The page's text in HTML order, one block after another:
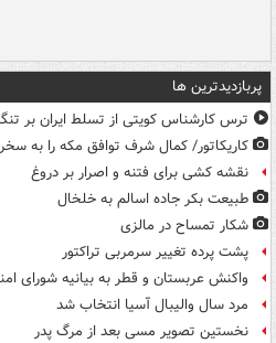
پربازدیدترین ها
ترس کارشناس کویتی از تسلط ایران بر
کاریکاتور/ کمال شرف توافق مکه را به
نقشه کشی برای فتنه و اصرار بر دروغ
طبیعت بکر جاده اسالم به خلخال
شکار تمساح در مالزی
پشت پرده تغییر سرمربی تراکتور
واکنش عربستان و قطر به بیانیه شورای
مرد سال والیبال آسیا انتخاب شد
نخستین تصویر مسی بعد از مرگ پدر